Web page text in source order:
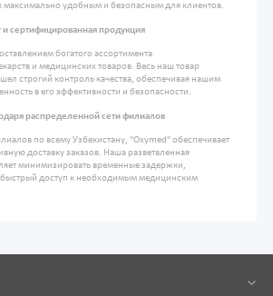
максимально удобным и безопасным для клиентов.
сертифицированная продукция
богатого ассортимента
и медицинских товаров. Весь наш товар
строгий контроль качества, обеспечивая нашим
в его эффективности и безопасности.
распределенной сети филиалов
по всему Узбекистану, "Oxymed" обеспечивает
доставку заказов. Наша разветвленная
минимизировать временные задержки,
быстрый доступ к необходимым медицинским